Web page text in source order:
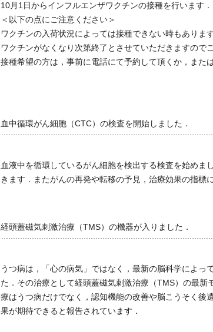
10月1日からインフルエンザワクチンの接種を行います．
＜以下の点にご注意ください＞
ワクチンの入荷状況によっては接種できない時もあります
ワクチンがなくなり次第終了とさせていただきますので
接種希望の方は，事前に電話にて予約して頂くか，また
血中循環がん細胞（CTC）の検査を開始しました．
血液中を循環しているがん細胞を検出する検査を始めま
きます．またがんの再発や転移の予見，治療効果の指標
経頭蓋磁気刺激治療（TMS）の機器が入りました．
うつ病は，「心の病気」ではなく，最新の脳科学によっ
た．その治療として経頭蓋磁気刺激治療（TMS）の最
療はうつ病だけでなく，認知機能の改善や脳こうそく後
果が期待できると報告されています．